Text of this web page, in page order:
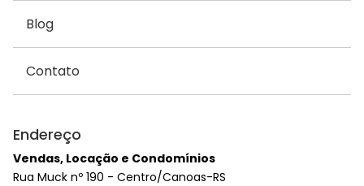
Blog
Contato
Endereço
Vendas, Locação e Condomínios
Rua Muck nº 190 - Centro/Canoas-RS